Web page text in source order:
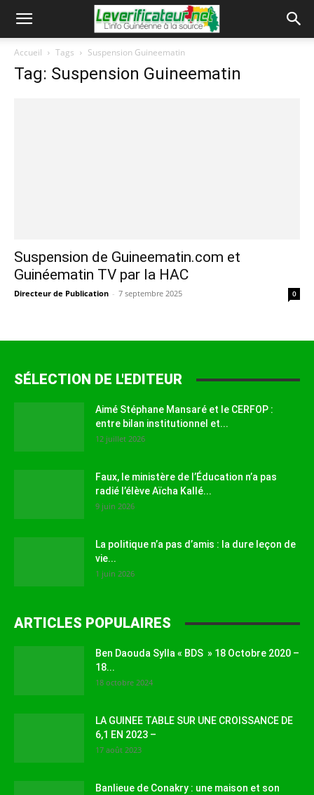
Accueil Tags Suspension Guineematin
Tag: Suspension Guineematin
Suspension de Guineematin.com et
Guinéematin TV par la HAC
Directeur de Publication - 7 septembre 2025 0
SÉLECTION DE L'EDITEUR
Aimé Stéphane Mansaré et le CERFOP :
entre bilan institutionnel et...
12 juillet 2026
Faux, le ministère de l’Éducation n’a pas
radié l’élève Aïcha Kallé...
9 juin 2026
La politique n’a pas d’amis : la dure leçon de
vie...
1 juin 2026
ARTICLES POPULAIRES
Ben Daouda Sylla « BDS » 18 Octobre 2020 –
18...
18 octobre 2024
LA GUINEE TABLE SUR UNE CROISSANCE DE
6,1 EN 2023 –
17 août 2023
Banlieue de Conakry : une maison et son